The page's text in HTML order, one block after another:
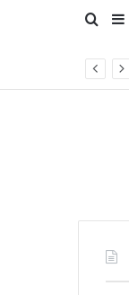
الدخول
إضافة عمود
بحث عن